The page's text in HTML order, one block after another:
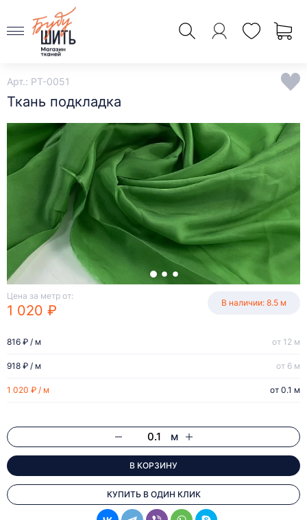
Арт.: PT-0051
Ткань подкладка
Цена за метр от:
1 020 ₽ В наличии: 8.5 м
1 020 ₽ / м от 0.1 м
918 ₽ / м от 6 м
816 ₽ / м от 12 м
м
В КОРЗИНУ
КУПИТЬ В ОДИН КЛИК